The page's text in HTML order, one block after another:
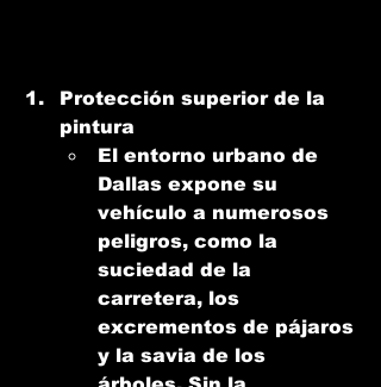
Protección superior de la
pintura
El entorno urbano de
Dallas expone su
vehículo a numerosos
peligros, como la
suciedad de la
carretera, los
excrementos de pájaros
y la savia de los